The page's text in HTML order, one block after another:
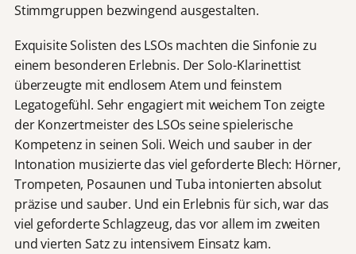
Stimmgruppen bezwingend ausgestalten.
Exquisite Solisten des LSOs machten die Sinfonie zu
einem besonderen Erlebnis. Der Solo-Klarinettist
überzeugte mit endlosem Atem und feinstem
Legatogefühl. Sehr engagiert mit weichem Ton zeigte
der Konzertmeister des LSOs seine spielerische
Kompetenz in seinen Soli. Weich und sauber in der
Intonation musizierte das viel geforderte Blech: Hörner,
Trompeten, Posaunen und Tuba intonierten absolut
präzise und sauber. Und ein Erlebnis für sich, war das
viel geforderte Schlagzeug, das vor allem im zweiten
und vierten Satz zu intensivem Einsatz kam.